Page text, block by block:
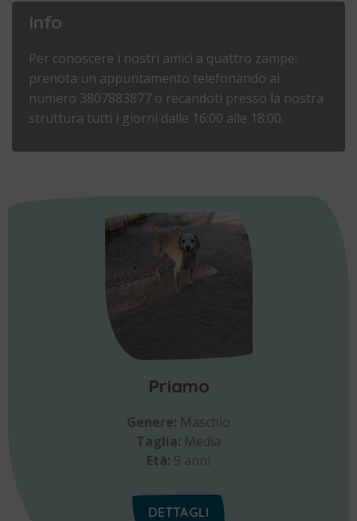
Info
Per conoscere i nostri amici a quattro zampe:
prenota un appuntamento telefonando al
numero 3807883877 o recandoti presso la nostra
struttura tutti i giorni dalle 16:00 alle 18:00.
Priamo
Genere: Maschio
Taglia: Media
Età: 9 anni
DETTAGLI